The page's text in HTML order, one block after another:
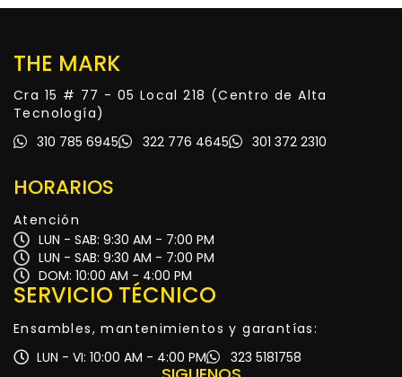
THE MARK
Cra 15 # 77 - 05 Local 218 (Centro de Alta
Tecnología)
310 785 6945
322 776 4645 301 372 2310
HORARIOS
Atención
LUN - SAB: 9:30 AM - 7:00 PM
LUN - SAB: 9:30 AM - 7:00 PM
DOM: 10:00 AM - 4:00 PM
SERVICIO TÉCNICO
Ensambles, mantenimientos y garantías:
LUN - VI: 10:00 AM - 4:00 PM
323 5181758